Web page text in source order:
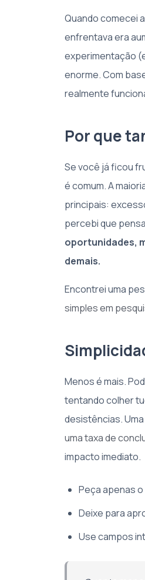
Quando comecei
enfrentava era
experimentação
enorme. Com
realmente
Por que
Se você já ficou
é comum. A
principais:
percebi que
oportunidades,
demais.
Encontrei uma
simples em
Menos é mais.
tentando colher
desistências. Uma
uma taxa de
impacto imediato.
Peça apenas
Deixe para
Use campos